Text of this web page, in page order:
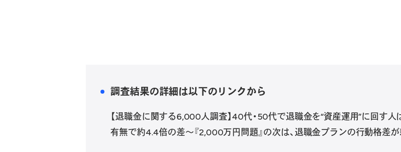
調査結果の詳細は以下のリンクから
【退職金に関する6,000人調査】40代・50代で退職金を“資産運用”に回す人
有無で約4.4倍の差〜『2,000万円問題』の次は、退職金プランの行動格差